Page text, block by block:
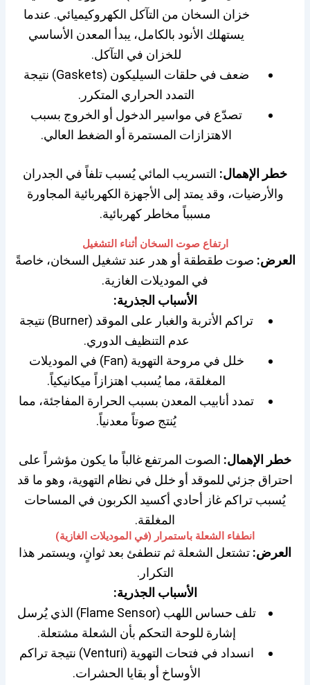
خزان السخان من التآكل الكهروكيميائي. عندما
يستهلك الأنود بالكامل، يبدأ المعدن الأساسي
للخزان في التآكل.
ضعف في حلقات السيليكون (Gaskets) نتيجة
التمدد الحراري المتكرر.
تصدّع في مواسير الدخول أو الخروج بسبب
الاهتزازات المستمرة أو الضغط العالي.
خطر الإهمال: التسريب المائي يُسبب تلفاً في الجدران
والأرضيات، وقد يمتد إلى الأجهزة الكهربائية المجاورة
مسبباً مخاطر كهربائية.
ارتفاع صوت السخان أثناء التشغيل
العرض: صوت طقطقة أو هدر عند تشغيل السخان، خاصةً
في الموديلات الغازية.
الأسباب الجذرية:
تراكم الأتربة والغبار على الموقد (Burner) نتيجة
عدم التنظيف الدوري.
خلل في مروحة التهوية (Fan) في الموديلات
المغلقة، مما يُسبب اهتزازاً ميكانيكياً.
تمدد أنابيب المعدن بسبب الحرارة المفاجئة، مما
يُنتج صوتاً معدنياً.
خطر الإهمال: الصوت المرتفع غالباً ما يكون مؤشراً على
احتراق جزئي للموقد أو خلل في نظام التهوية، وهو ما قد
يُسبب تراكم غاز أحادي أكسيد الكربون في المساحات
المغلقة.
انطفاء الشعلة باستمرار (في الموديلات الغازية)
العرض: تشتعل الشعلة ثم تنطفئ بعد ثوانٍ، ويستمر هذا
التكرار.
الأسباب الجذرية:
تلف حساس اللهب (Flame Sensor) الذي يُرسل
إشارة للوحة التحكم بأن الشعلة مشتعلة.
انسداد في فتحات التهوية (Venturi) نتيجة تراكم
الأوساخ أو بقايا الحشرات.